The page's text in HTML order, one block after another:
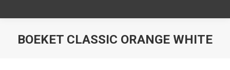
BOEKET CLASSIC ORANGE WHITE